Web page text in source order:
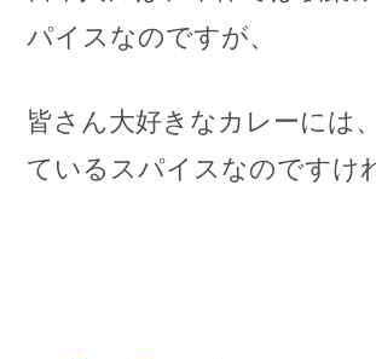
パイスなのですが、
皆さん大好きなカレーには
ているスパイスなのですけ